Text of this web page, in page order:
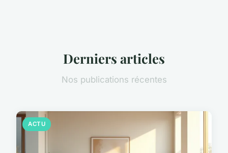
Derniers articles
Nos publications récentes
ACTU